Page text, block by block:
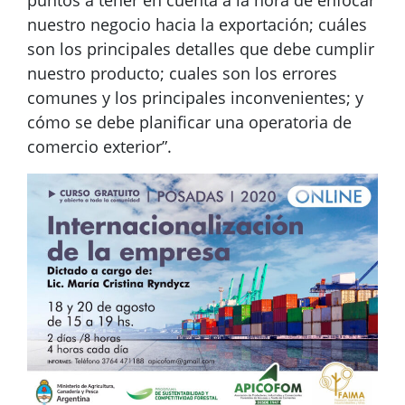
nuestro negocio hacia la exportación; cuáles
son los principales detalles que debe cumplir
nuestro producto; cuales son los errores
comunes y los principales inconvenientes; y
cómo se debe planificar una operatoria de
comercio exterior”.